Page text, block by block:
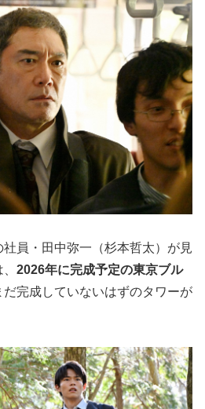
員・田中弥一（杉本哲太）が見
2026年に完成予定の東京ブル
だ完成していないはずのタワーが